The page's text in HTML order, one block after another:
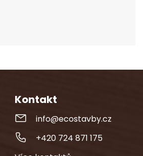
Kontakt
info@ecostavby.cz
+420 724 871 175